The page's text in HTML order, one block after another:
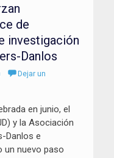
de
investigación
Danlos
Dejar un
en junio, el
y la Asociación
Danlos e
un nuevo paso